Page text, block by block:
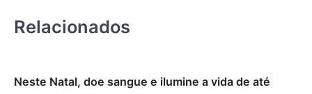
Relacionados
Neste Natal, doe sangue e ilumine a vida de até